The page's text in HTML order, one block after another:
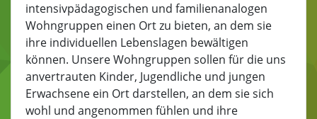
intensivpädagogischen und familienanalogen
Wohngruppen einen Ort zu bieten, an dem sie
ihre individuellen Lebenslagen bewältigen
können. Unsere Wohngruppen sollen für die uns
anvertrauten Kinder, Jugendliche und jungen
Erwachsene ein Ort darstellen, an dem sie sich
wohl und angenommen fühlen und ihre